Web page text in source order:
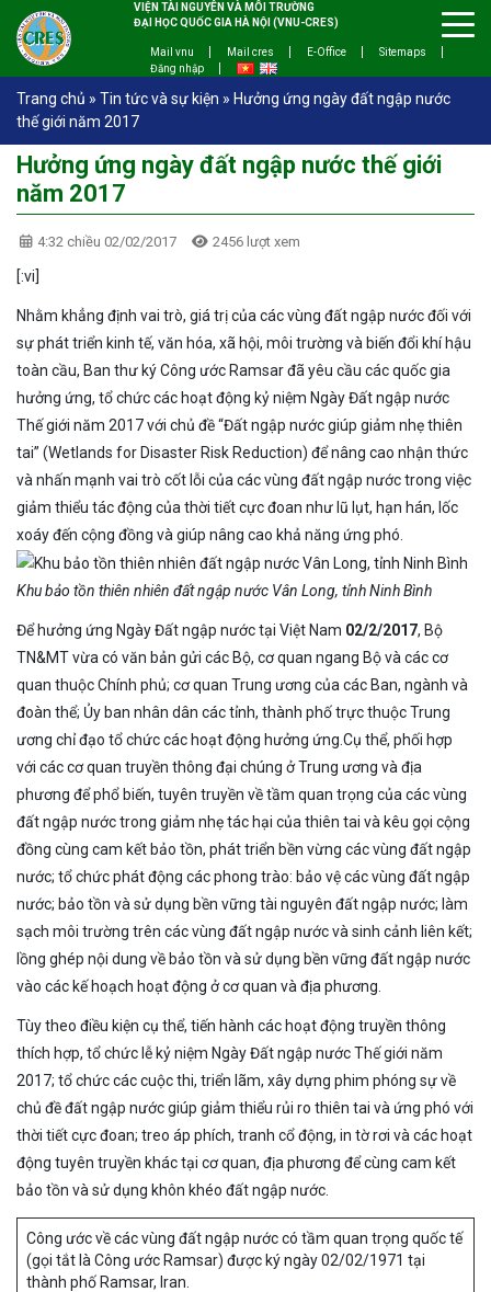
VIỆN TÀI NGUYÊN VÀ MÔI TRƯỜNG
ĐẠI HỌC QUỐC GIA HÀ NỘI (VNU-CRES)
Mail vnu Mail cres E-Office
Sitemaps
Đăng nhập
Trang chủ » Tin tức và sự kiện » Hưởng ứng ngày đất ngập nước
thế giới năm 2017
Hưởng ứng ngày đất ngập nước thế giới
năm 2017
4:32 chiều 02/02/2017 2456 lượt xem
[:vi]
Nhằm khẳng định vai trò, giá trị của các vùng đất ngập nước đối với
sự phát triển kinh tế, văn hóa, xã hội, môi trường và biến đổi khí hậu
toàn cầu, Ban thư ký Công ước Ramsar đã yêu cầu các quốc gia
hưởng ứng, tổ chức các hoạt động kỷ niệm Ngày Đất ngập nước
Thế giới năm 2017 với chủ đề “Đất ngập nước giúp giảm nhẹ thiên
tai” (Wetlands for Disaster Risk Reduction) để nâng cao nhận thức
và nhấn mạnh vai trò cốt lỗi của các vùng đất ngập nước trong việc
giảm thiểu tác động của thời tiết cực đoan như lũ lụt, hạn hán, lốc
xoáy đến cộng đồng và giúp nâng cao khả năng ứng phó.
Khu bảo tồn thiên nhiên đất ngập nước Vân Long, tỉnh Ninh Bình
Để hưởng ứng Ngày Đất ngập nước tại Việt Nam 02/2/2017, Bộ
TN&MT vừa có văn bản gửi các Bộ, cơ quan ngang Bộ và các cơ
quan thuộc Chính phủ; cơ quan Trung ương của các Ban, ngành và
đoàn thể; Ủy ban nhân dân các tỉnh, thành phố trực thuộc Trung
ương chỉ đạo tổ chức các hoạt động hưởng ứng.Cụ thể, phối hợp
với các cơ quan truyền thông đại chúng ở Trung ương và địa
phương để phổ biến, tuyên truyền về tầm quan trọng của các vùng
đất ngập nước trong giảm nhẹ tác hại của thiên tai và kêu gọi cộng
đồng cùng cam kết bảo tồn, phát triển bền vừng các vùng đất ngập
nước; tổ chức phát động các phong trào: bảo vệ các vùng đất ngập
nước; bảo tồn và sử dụng bền vững tài nguyên đất ngập nước; làm
sạch môi trường trên các vùng đất ngập nước và sinh cảnh liên kết;
lồng ghép nội dung về bảo tồn và sử dụng bền vững đất ngập nước
vào các kế hoạch hoạt động ở cơ quan và địa phương.
Tùy theo điều kiện cụ thể, tiến hành các hoạt động truyền thông
thích hợp, tổ chức lễ kỷ niệm Ngày Đất ngập nước Thế giới năm
2017; tổ chức các cuộc thi, triển lãm, xây dựng phim phóng sự về
chủ đề đất ngập nước giúp giảm thiểu rủi ro thiên tai và ứng phó với
thời tiết cực đoan; treo áp phích, tranh cổ động, in tờ rơi và các hoạt
động tuyên truyền khác tại cơ quan, địa phương để cùng cam kết
bảo tồn và sử dụng khôn khéo đất ngập nước.
Công ước về các vùng đất ngập nước có tầm quan trọng quốc tế
(gọi tắt là Công ước Ramsar) được ký ngày 02/02/1971 tại
thành phố Ramsar, Iran.